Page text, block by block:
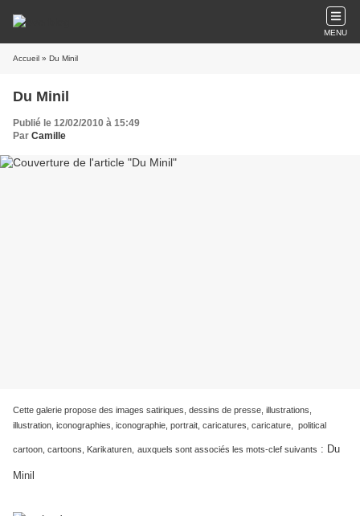
MENU
Accueil » Du Minil
Du Minil
Publié le 12/02/2010 à 15:49
Par Camille
Cette galerie propose des images satiriques, dessins de presse, illustrations,
illustration, iconographies, iconographie, portrait, caricatures, caricature, political
cartoon, cartoons, Karikaturen, auxquels sont associés les mots-clef suivants : Du
Minil